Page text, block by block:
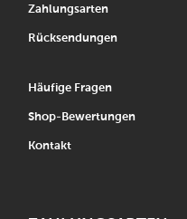
Zahlungsarten
Rücksendungen
Häufige Fragen
Shop-Bewertungen
Kontakt